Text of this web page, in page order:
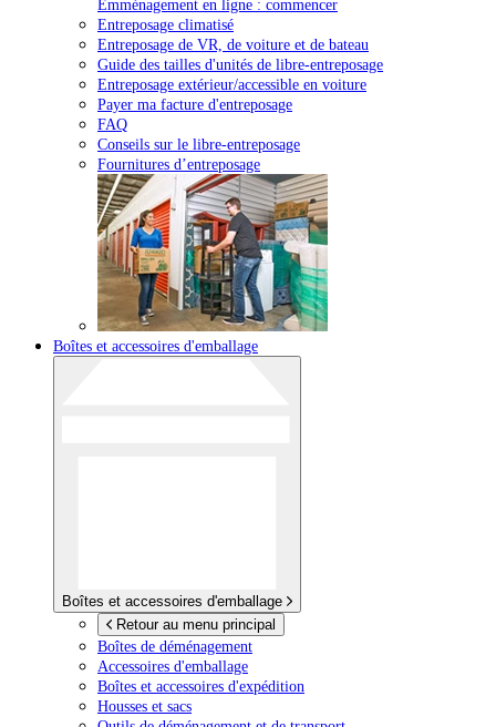
Emménagement en ligne : commencer
Entreposage climatisé
Entreposage de VR, de voiture et de bateau
Guide des tailles d'unités de libre-entreposage
Entreposage extérieur/accessible en voiture
Payer ma facture d'entreposage
FAQ
Conseils sur le libre-entreposage
Fournitures d’entreposage
Boîtes et accessoires d'emballage
Boîtes et accessoires d'emballage
Retour au menu principal
Boîtes de déménagement
Accessoires d'emballage
Boîtes et accessoires d'expédition
Housses et sacs